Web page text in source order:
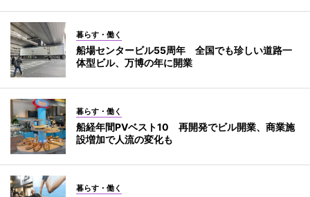
暮らす・働く
船場センタービル55周年 全国でも珍しい道路一
体型ビル、万博の年に開業
暮らす・働く
船経年間PVベスト10 再開発でビル開業、商業施
設増加で人流の変化も
暮らす・働く